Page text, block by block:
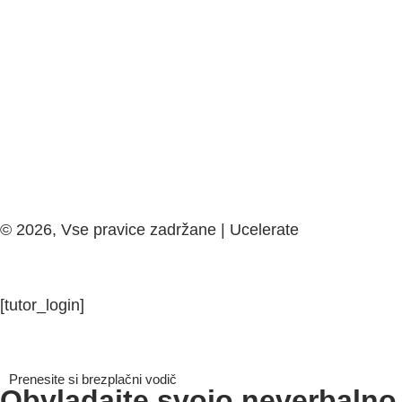
© 2026, Vse pravice zadržane | Ucelerate
[tutor_login]
Prenesite si brezplačni vodič